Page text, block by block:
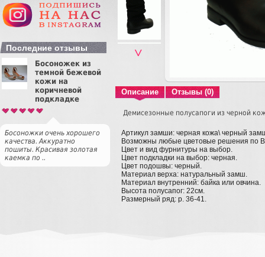
Последние отзывы
Босоножек из
темной бежевой
кожи на
коричневой
подкладке
Босоножки очень хорошего
качества. Аккуратно
пошиты. Красивая золотая
каемка по ..
˅
Описание Отзывы (0)
Демисезонные полусапоги из черной
Артикул замши: черная кожа\ черный
Возможны любые цветовые решения по
Цвет и вид фурнитуры на выбор.
Цвет подкладки на выбор: черная.
Цвет подошвы: черный.
Материал верха: натуральный замш.
Материал внутренний: байка или овчина.
Высота полусапог: 22см.
Размерный ряд: р. 36-41.